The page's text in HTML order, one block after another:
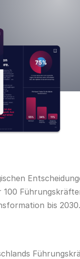
bis 2030.